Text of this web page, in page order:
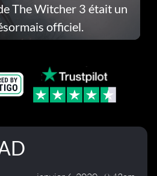
The Witcher 3 était un
officiel.